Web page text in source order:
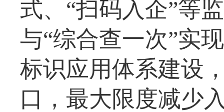
式、“扫码入企”等
与“综合查一次”实
标识应用体系建设
口，最大限度减少